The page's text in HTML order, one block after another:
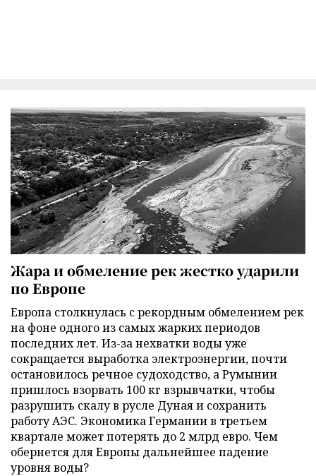
Жара и обмеление рек жестко ударили
по Европе
Европа столкнулась с рекордным обмелением рек
на фоне одного из самых жарких периодов
последних лет. Из-за нехватки воды уже
сокращается выработка электроэнергии, почти
остановилось речное судоходство, а Румынии
пришлось взорвать 100 кг взрывчатки, чтобы
разрушить скалу в русле Дуная и сохранить
работу АЭС. Экономика Германии в третьем
квартале может потерять до 2 млрд евро. Чем
обернется для Европы дальнейшее падение
уровня воды?